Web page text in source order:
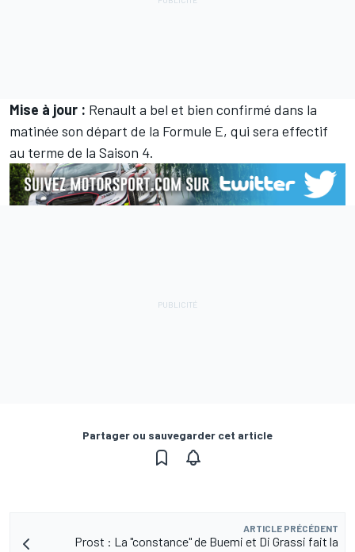
Mise à jour : Renault a bel et bien confirmé dans la
matinée son départ de la Formule E, qui sera effectif
au terme de la Saison 4.
Partager ou sauvegarder cet article
ARTICLE PRÉCÉDENT
Prost : La "constance" de Buemi et Di Grassi fait la